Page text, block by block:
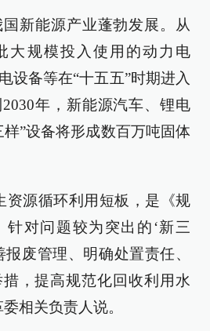
新能源产业蓬勃发展。从
大规模投入使用的动力电
设备等在“十五五”时期进入
年，新能源汽车、锂电
”设备将形成数百万吨固体
资源循环利用短板，是《规
对问题较为突出的‘新三
废管理、明确处置责任、
，提高规范化回收利用水
相关负责人说。